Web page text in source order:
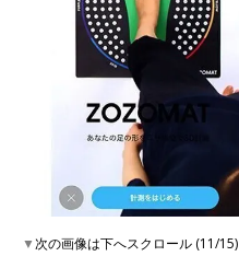
▼次の画像は下へスクロール (11/15)